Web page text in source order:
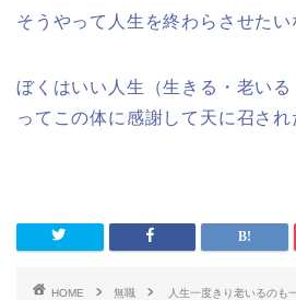
そうやって人生を終わらさせたい
ぼくはいい人生（生きる・老い
ってこの体に感謝して天に召され
HOME 無職 人生一度きり老いるのも